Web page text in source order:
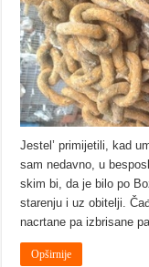
Jestel’ primijetili, kad
sam nedavno, u
skim bi, da je bilo po
starenju i uz obitelji.
nacrtane pa izbrisane
Opširnije